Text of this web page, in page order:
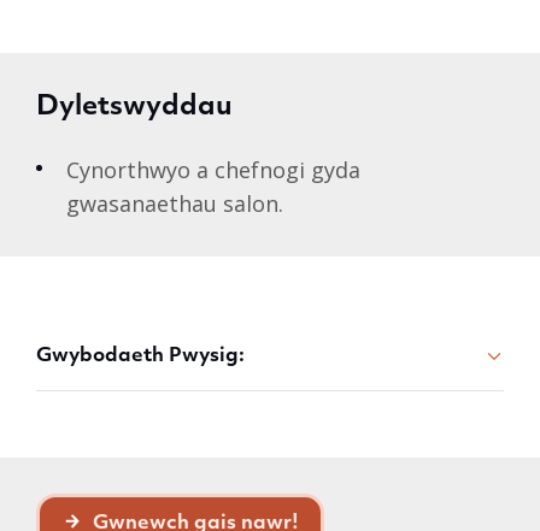
Dyletswyddau
Cynorthwyo a chefnogi gyda
gwasanaethau salon.
Gwybodaeth Pwysig:
Gwnewch gais nawr!